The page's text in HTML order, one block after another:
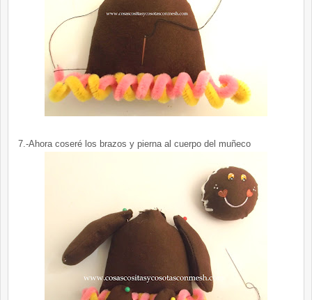
7.-Ahora coseré los brazos y pierna al cuerpo del muñeco